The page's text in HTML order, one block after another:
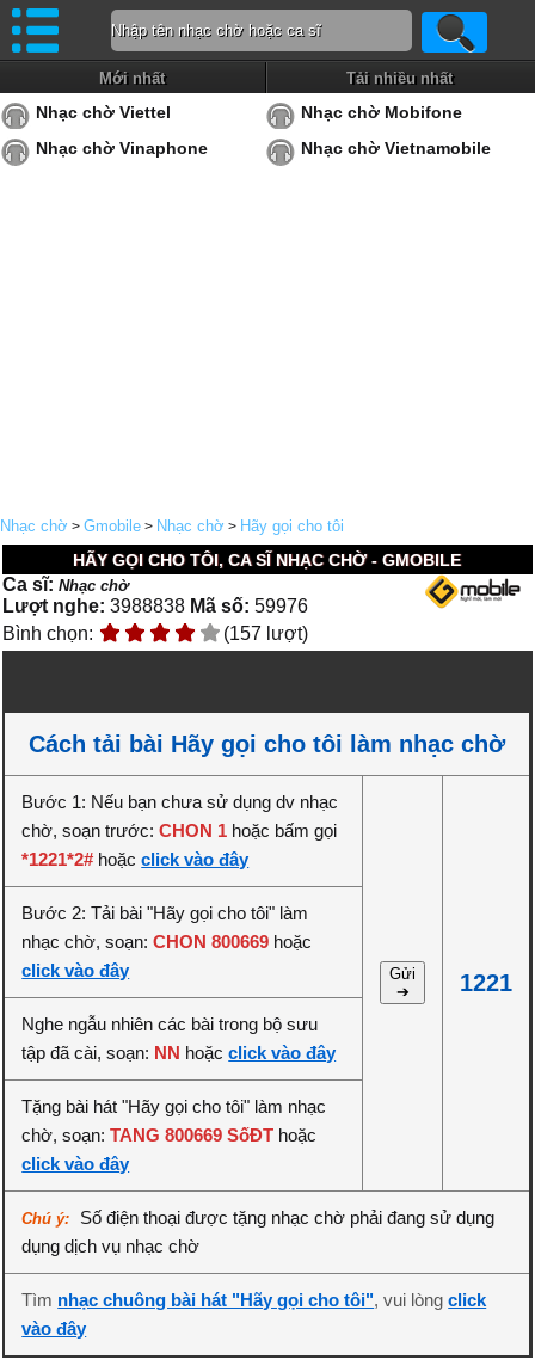
Mới nhất Tải nhiều nhất
Nhạc chờ Viettel
Nhạc chờ Mobifone
Nhạc chờ Vinaphone
Nhạc chờ Vietnamobile
Nhạc chờ > Gmobile > Nhạc chờ > Hãy gọi cho tôi
HÃY GỌI CHO TÔI, CA SĨ NHẠC CHỜ - GMOBILE
Ca sĩ:Nhạc chờ
Lượt nghe: 3988838 Mã số: 59976
Bình chọn:
(157 lượt)
Cách tải bài Hãy gọi cho tôi làm nhạc chờ
Bước 1: Nếu bạn chưa sử dụng dv nhạc
chờ, soạn trước:CHON 1 hoặc bấm gọi
*1221*2# hoặcclick vào đây
Gửi
➔
1221
Bước 2: Tải bài "Hãy gọi cho tôi" làm
nhạc chờ, soạn:CHON 800669 hoặc
click vào đây
Nghe ngẫu nhiên các bài trong bộ sưu
tập đã cài, soạn: NN hoặcclick vào đây
Tặng bài hát "Hãy gọi cho tôi" làm nhạc
chờ, soạn:TANG 800669 SốĐT hoặc
click vào đây
Chú ý:
Số điện thoại được tặng nhạc chờ phải đang sử dụng
dụng dịch vụ nhạc chờ
Tìm nhạc chuông bài hát "Hãy gọi cho tôi", vui lòngclick
vào đây